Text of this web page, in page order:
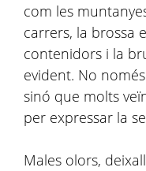
com les
carrers, la brossa
contenidors i la
evident. No
sinó que molts
per expressar la
Males olors,